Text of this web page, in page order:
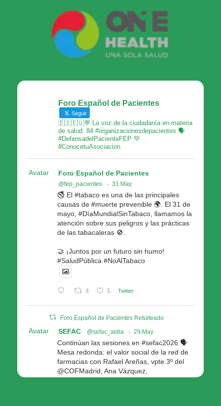
Foro Español de Pacientes
Seguir
🇪🇸🇪🇺💬 La voz de la ciudadanía en materia
de salud. 84 #organizacionesdepacientes 🗣
#DefensadelPacienteFEP 💚
#ConocetuAsociacion
Avatar Foro Español de Pacientes
@fep_pacientes · 31 May
🚭 El #tabaco es una de las principales
causas de #muerte prevenible 🌍. El 31 de
mayo, #DíaMundialSinTabaco, llamamos la
atención sobre sus peligros y las prácticas
de las tabacaleras 🚫.
🤝 ¡Juntos por un futuro sin humo!
#SaludPública #NoAlTabaco
4 5 Twitter
Foro Español de Pacientes Retuiteado
Avatar SEFAC @sefac_aldia · 29 May
Continúan las sesiones en #sefac2026 🗣️
Mesa redonda: el valor social de la red de
farmacias con Rafael Areñas, vpte 3º del
@COFMadrid, Ana Vázquez,